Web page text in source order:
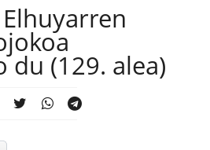
du (129. alea)